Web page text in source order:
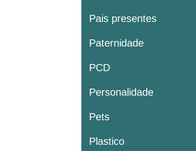
Pais presentes
Paternidade
PCD
Personalidade
Pets
Plastico